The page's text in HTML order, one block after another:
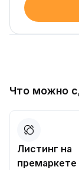
Что можно
Листинг на
премаркете